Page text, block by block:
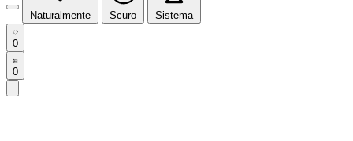
Naturalmente Scuro Sistema
0
0